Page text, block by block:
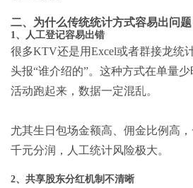
二、为什么传统统计方式容易出问
1、人工登记容易出错
很多KTV还是用Excel或者群接龙统
头报“谁介绍的”。这种方式在单量
活动跑起来，数据一定混乱。
尤其生日包场金额高、佣金比例高
千元分润，人工统计风险极大。
2、共享股东分红机制不清晰